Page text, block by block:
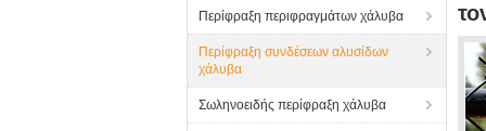
Περίφραξη περιφραγμάτων χάλυβα
Περίφραξη συνδέσεων αλυσίδων
χάλυβα
Σωληνοειδής περίφραξη χάλυβα